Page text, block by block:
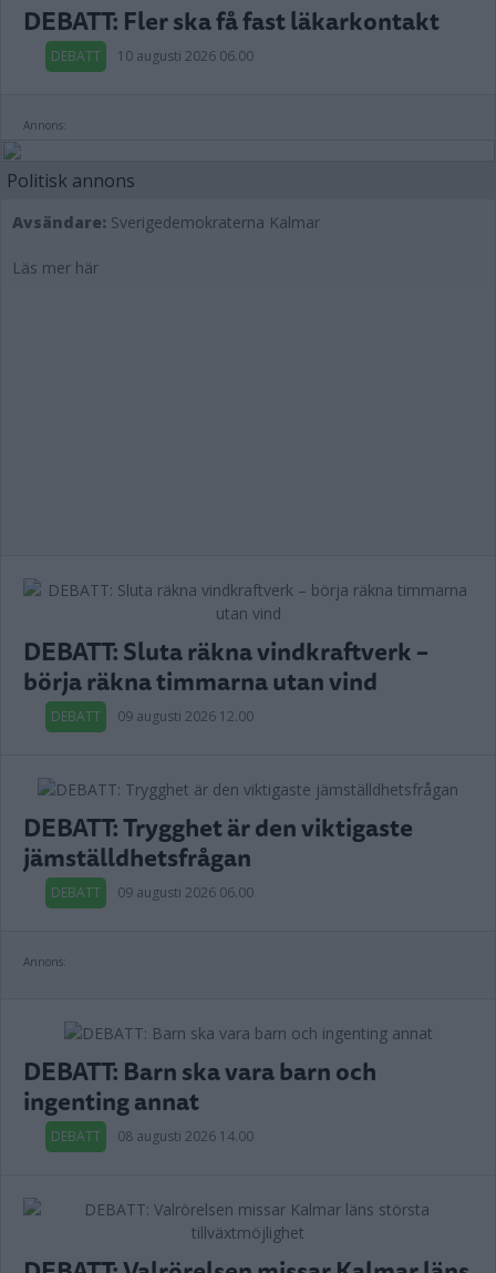
DEBATT: Fler ska få fast läkarkontakt
DEBATT 10 augusti 2026 06.00
Annons:
Politisk annons
Avsändare: Sverigedemokraterna Kalmar
Läs mer här
DEBATT: Sluta räkna vindkraftverk –
börja räkna timmarna utan vind
DEBATT 09 augusti 2026 12.00
DEBATT: Trygghet är den viktigaste
jämställdhetsfrågan
DEBATT 09 augusti 2026 06.00
Annons:
DEBATT: Barn ska vara barn och
ingenting annat
DEBATT 08 augusti 2026 14.00